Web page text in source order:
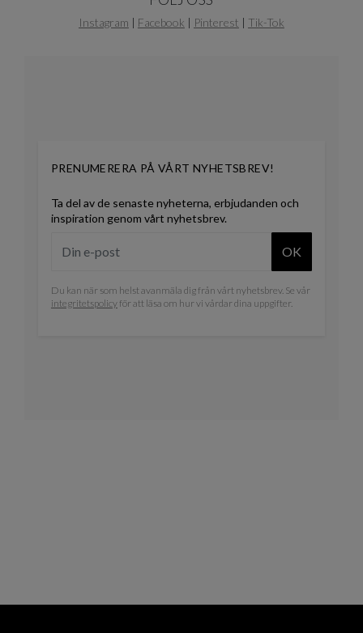
Instagram | Facebook | Pinterest | Tik-Tok
PRENUMERERA PÅ VÅRT NYHETSBREV!
Ta del av de senaste nyheterna, erbjudanden och
inspiration genom vårt nyhetsbrev.
OK
Du kan när som helst avanmäla dig från vårt nyhetsbrev. Se vår
integritetspolicyför att läsa om hur vi vårdar dina uppgifter.